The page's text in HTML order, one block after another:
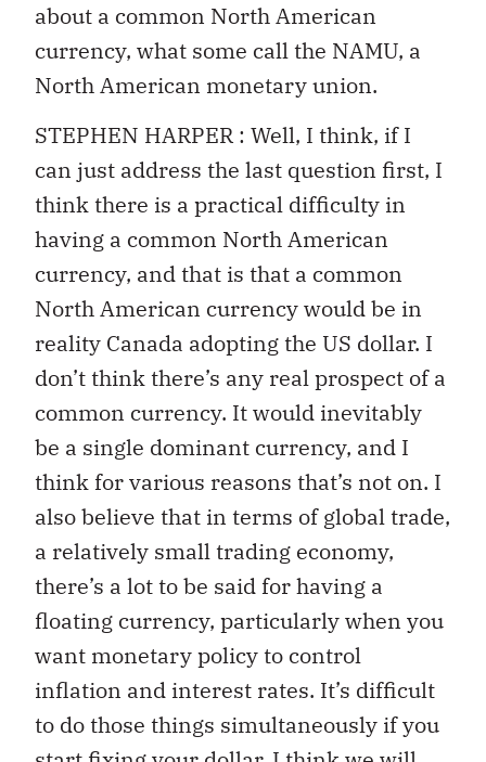
about a common North American
currency, what some call the NAMU, a
North American monetary union.
STEPHEN HARPER : Well, I think, if I
can just address the last question first, I
think there is a practical difficulty in
having a common North American
currency, and that is that a common
North American currency would be in
reality Canada adopting the US dollar. I
don’t think there’s any real prospect of a
common currency. It would inevitably
be a single dominant currency, and I
think for various reasons that’s not on. I
also believe that in terms of global trade,
a relatively small trading economy,
there’s a lot to be said for having a
floating currency, particularly when you
want monetary policy to control
inflation and interest rates. It’s difficult
to do those things simultaneously if you